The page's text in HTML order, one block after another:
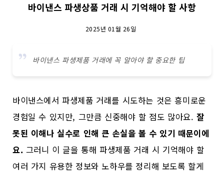
바이낸스 파생상품 거래 시 기억해야 할 사항
2025년 01월 26일
바이낸스 파생제품 거래에 꼭 알아야 할 중요한 팁
바이낸스에서 파생제품 거래를 시도하는 것은 흥미로운
경험일 수 있지만, 그만큼 신중해야 할 점도 많아요.잘
못된 이해나 실수로 인해 큰 손실을 볼 수 있기 때문이에
요. 그러니 이 글을 통해 파생제품 거래 시 기억해야 할
여러 가지 유용한 정보와 노하우를 정리해 보도록 할게